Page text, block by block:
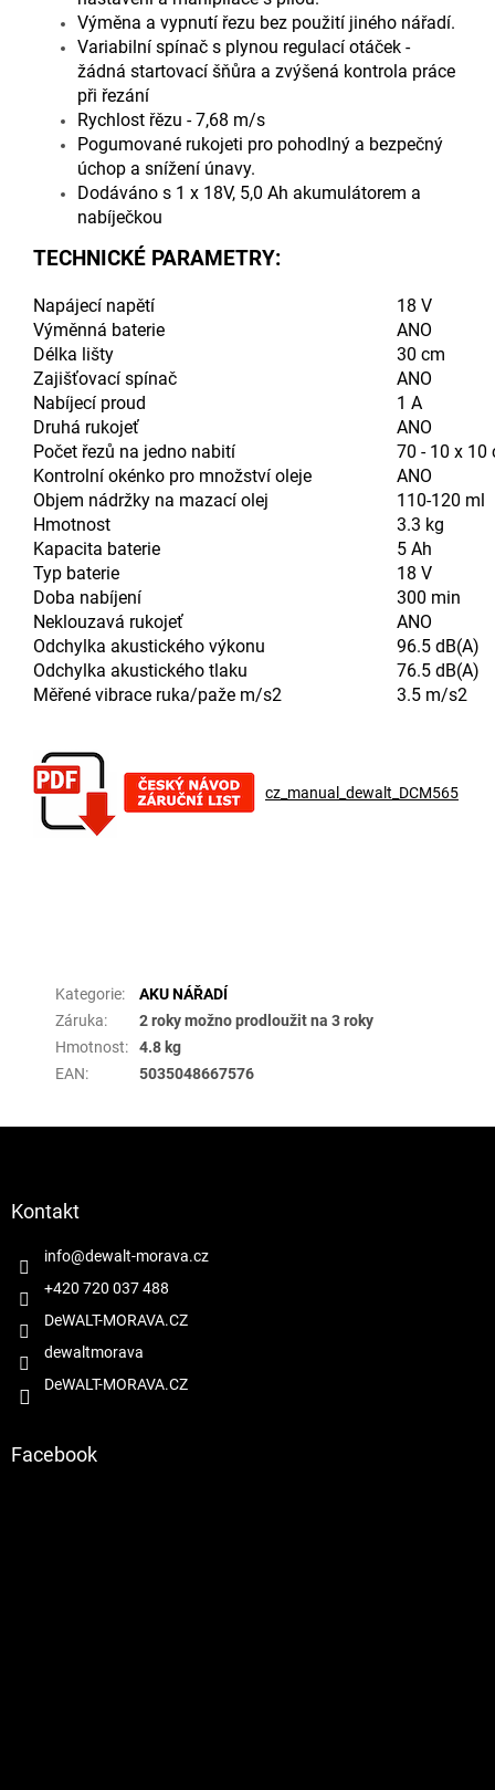
Výměna a vypnutí řezu bez použití jiného nářadí.
Variabilní spínač s plynou regulací otáček -
žádná startovací šňůra a zvýšená kontrola práce
při řezání
Rychlost řězu - 7,68 m/s
Pogumované rukojeti pro pohodlný a bezpečný
úchop a snížení únavy.
Dodáváno s 1 x 18V, 5,0 Ah akumulátorem a
nabíječkou
TECHNICKÉ PARAMETRY:
Napájecí napětí
18 V
Výměnná baterie
ANO
Délka lišty
30 cm
Zajišťovací spínač
ANO
Nabíjecí proud
1 A
Druhá rukojeť
ANO
Počet řezů na jedno nabití
70 - 10 x 10
Kontrolní okénko pro množství oleje
ANO
Objem nádržky na mazací olej
110-120 ml
Hmotnost
3.3 kg
Kapacita baterie
5 Ah
Typ baterie
18 V
Doba nabíjení
300 min
Neklouzavá rukojeť
ANO
Odchylka akustického výkonu
96.5 dB(A)
Odchylka akustického tlaku
76.5 dB(A)
Měřené vibrace ruka/paže m/s2
3.5 m/s2
cz_manual_dewalt_DCM565
Kategorie:
AKU NÁŘADÍ
Záruka:
2 roky možno prodloužit na 3 roky
Hmotnost:
4.8 kg
EAN: 5035048667576
Kontakt
info@dewalt-morava.cz
+420 720 037 488
DeWALT-MORAVA.CZ
dewaltmorava
DeWALT-MORAVA.CZ
Facebook